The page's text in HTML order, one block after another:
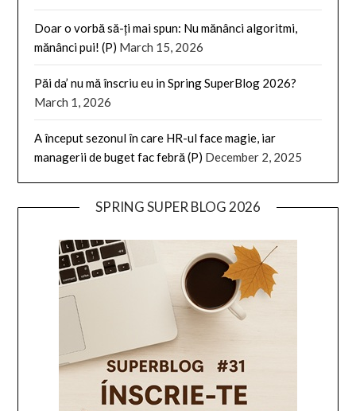
Doar o vorbă să-ți mai spun: Nu mănânci algoritmi,
mănânci pui! (P) March 15, 2026
Păi da’ nu mă înscriu eu in Spring SuperBlog 2026?
March 1, 2026
A început sezonul în care HR-ul face magie, iar
managerii de buget fac febră (P) December 2, 2025
SPRING SUPER BLOG 2026